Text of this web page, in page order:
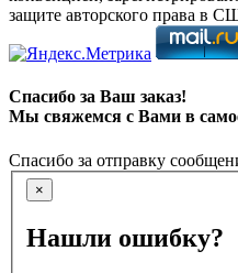
защите авторского права в
Спасибо за Ваш заказ!
Мы свяжемся с Вами в
Спасибо за отправку
×
Нашли ошибку?